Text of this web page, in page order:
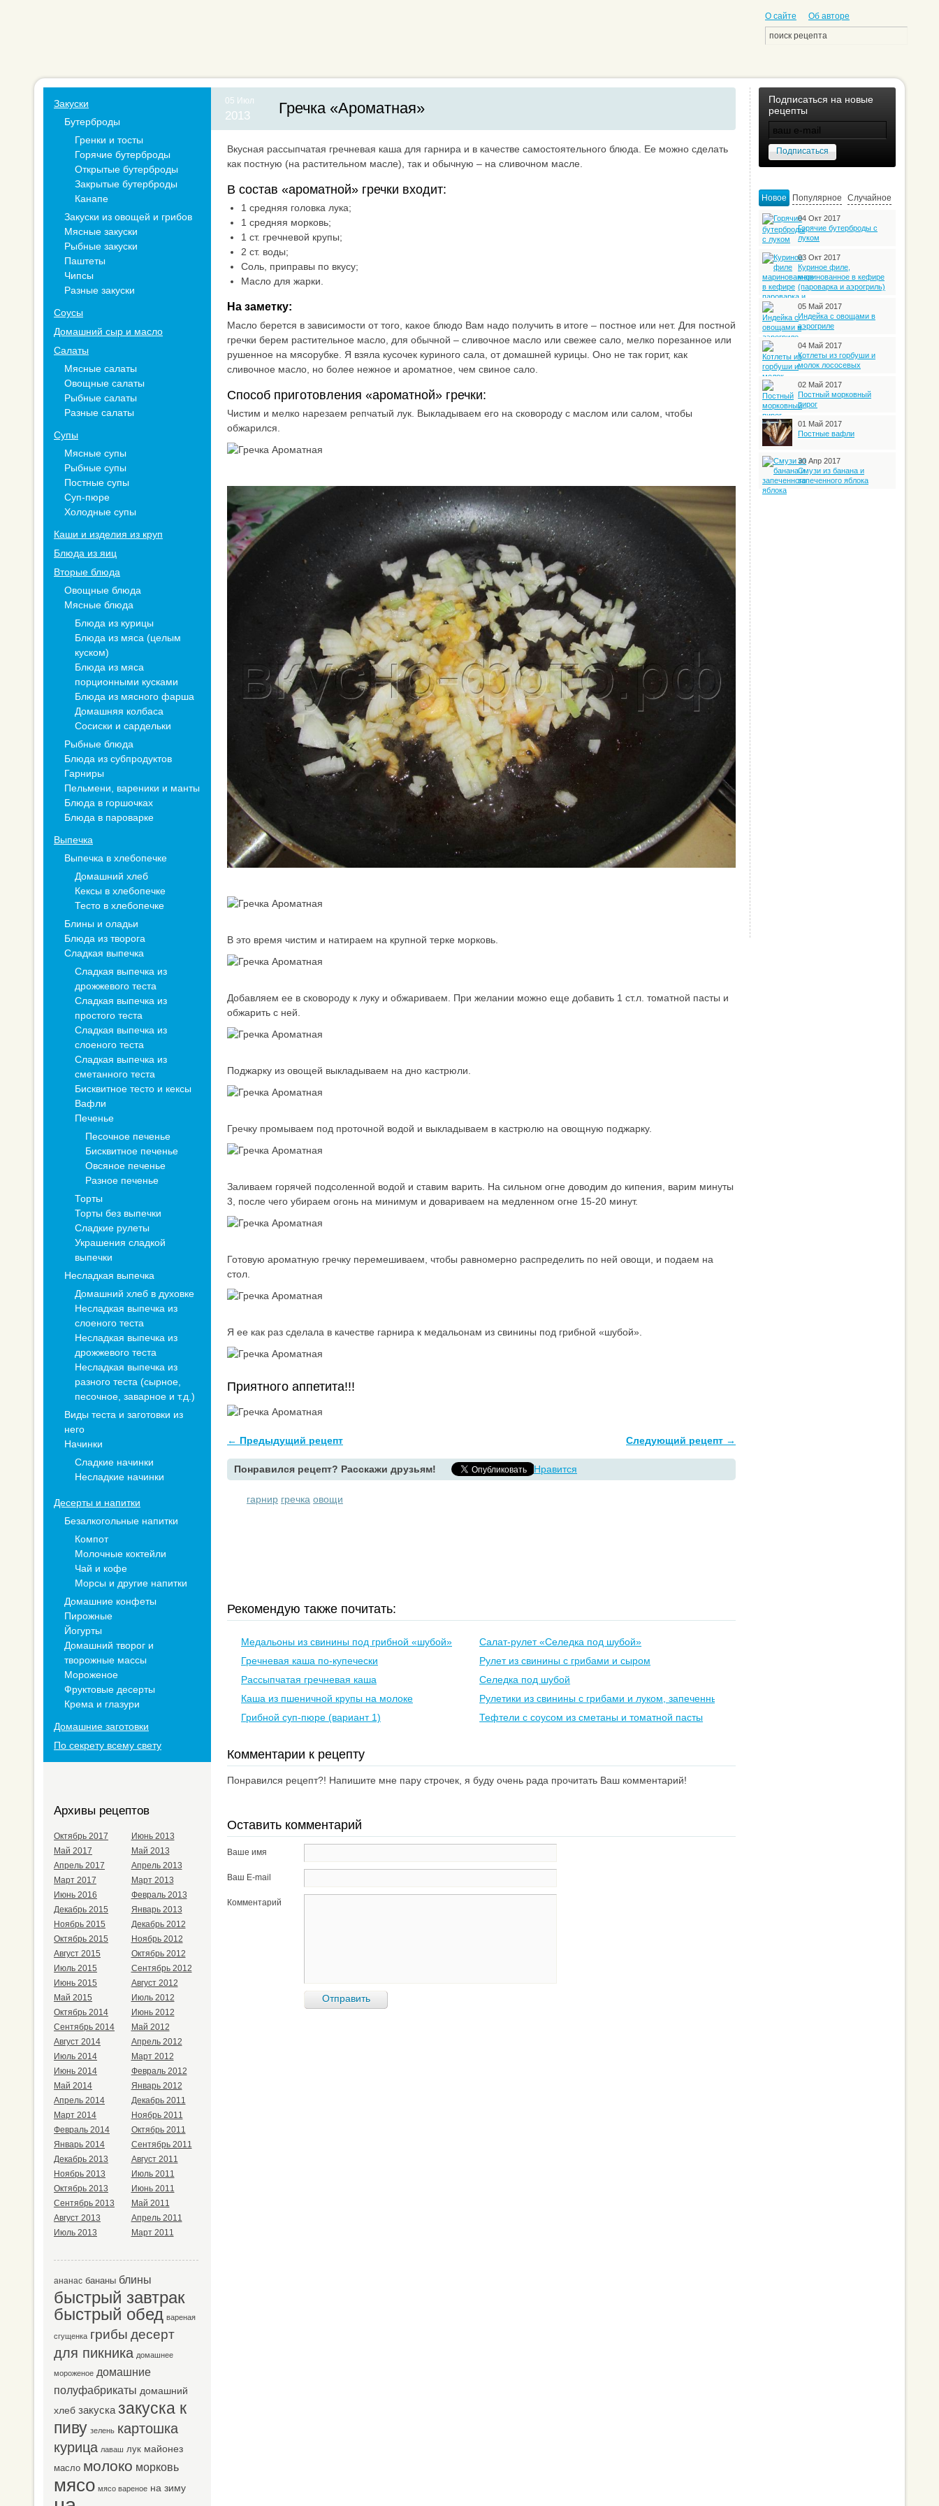
О сайте Об авторе
05 Июл
2013 Гречка «Ароматная»
Вкусная рассыпчатая гречневая каша для гарнира и в качестве самостоятельного блюда. Ее можно сделать
как постную (на растительном масле), так и обычную – на сливочном масле.
В состав «ароматной» гречки входит:
1 средняя головка лука;
1 средняя морковь;
1 ст. гречневой крупы;
2 ст. воды;
Соль, приправы по вкусу;
Масло для жарки.
На заметку:
Масло берется в зависимости от того, какое блюдо Вам надо получить в итоге – постное или нет. Для постной
гречки берем растительное масло, для обычной – сливочное масло или свежее сало, мелко порезанное или
рушенное на мясорубке. Я взяла кусочек куриного сала, от домашней курицы. Оно не так горит, как
сливочное масло, но более нежное и ароматное, чем свиное сало.
Способ приготовления «ароматной» гречки:
Чистим и мелко нарезаем репчатый лук. Выкладываем его на сковороду с маслом или салом, чтобы
обжарился.
В это время чистим и натираем на крупной терке морковь.
Добавляем ее в сковороду к луку и обжариваем. При желании можно еще добавить 1 ст.л. томатной пасты и
обжарить с ней.
Поджарку из овощей выкладываем на дно кастрюли.
Гречку промываем под проточной водой и выкладываем в кастрюлю на овощную поджарку.
Заливаем горячей подсоленной водой и ставим варить. На сильном огне доводим до кипения, варим минуты
3, после чего убираем огонь на минимум и довариваем на медленном огне 15-20 минут.
Готовую ароматную гречку перемешиваем, чтобы равномерно распределить по ней овощи, и подаем на
стол.
Я ее как раз сделала в качестве гарнира к медальонам из свинины под грибной «шубой».
Приятного аппетита!!!
← Предыдущий рецепт Следующий рецепт →
Понравился рецепт? Расскажи друзьям! Нравится
гарнир гречка овощи
Рекомендую также почитать:
Медальоны из свинины под грибной «шубой»
Салат-рулет «Селедка под шубой»
Гречневая каша по-купечески
Рулет из свинины с грибами и сыром
Рассыпчатая гречневая каша
Селедка под шубой
Каша из пшеничной крупы на молоке
Рулетики из свинины с грибами и луком, запеченные в сливках
Грибной суп-пюре (вариант 1)
Тефтели с соусом из сметаны и томатной пасты
Комментарии к рецепту
Понравился рецепт?! Напишите мне пару строчек, я буду очень рада прочитать Ваш комментарий!
Оставить комментарий
Ваше имя
Ваш E-mail
Комментарий
Подписаться на новые
рецепты
Новое Популярное Случайное
04 Окт 2017
Горячие бутерброды с
луком
03 Окт 2017
Куриное филе,
маринованное в кефире
(пароварка и аэрогриль)
05 Май 2017
Индейка с овощами в
аэрогриле
04 Май 2017
Котлеты из горбуши и
молок лососевых
02 Май 2017
Постный морковный
пирог
01 Май 2017
Постные вафли
30 Апр 2017
Смузи из банана и
запеченного яблока
Закуски
Бутерброды
Гренки и тосты
Горячие бутерброды
Открытые бутерброды
Закрытые бутерброды
Канапе
Закуски из овощей и грибов
Мясные закуски
Рыбные закуски
Паштеты
Чипсы
Разные закуски
Соусы
Домашний сыр и масло
Салаты
Мясные салаты
Овощные салаты
Рыбные салаты
Разные салаты
Супы
Мясные супы
Рыбные супы
Постные супы
Суп-пюре
Холодные супы
Каши и изделия из круп
Блюда из яиц
Вторые блюда
Овощные блюда
Мясные блюда
Блюда из курицы
Блюда из мяса (целым
куском)
Блюда из мяса
порционными кусками
Блюда из мясного фарша
Домашняя колбаса
Сосиски и сардельки
Рыбные блюда
Блюда из субпродуктов
Гарниры
Пельмени, вареники и манты
Блюда в горшочках
Блюда в пароварке
Выпечка
Выпечка в хлебопечке
Домашний хлеб
Кексы в хлебопечке
Тесто в хлебопечке
Блины и оладьи
Блюда из творога
Сладкая выпечка
Сладкая выпечка из
дрожжевого теста
Сладкая выпечка из
простого теста
Сладкая выпечка из
слоеного теста
Сладкая выпечка из
сметанного теста
Бисквитное тесто и кексы
Вафли
Печенье
Песочное печенье
Бисквитное печенье
Овсяное печенье
Разное печенье
Торты
Торты без выпечки
Сладкие рулеты
Украшения сладкой
выпечки
Несладкая выпечка
Домашний хлеб в духовке
Несладкая выпечка из
слоеного теста
Несладкая выпечка из
дрожжевого теста
Несладкая выпечка из
разного теста (сырное,
песочное, заварное и т.д.)
Виды теста и заготовки из
него
Начинки
Сладкие начинки
Несладкие начинки
Десерты и напитки
Безалкогольные напитки
Компот
Молочные коктейли
Чай и кофе
Морсы и другие напитки
Домашние конфеты
Пирожные
Йогурты
Домашний творог и
творожные массы
Мороженое
Фруктовые десерты
Крема и глазури
Домашние заготовки
По секрету всему свету
Архивы рецептов
Октябрь 2017
Май 2017
Апрель 2017
Март 2017
Июнь 2016
Декабрь 2015
Ноябрь 2015
Октябрь 2015
Август 2015
Июль 2015
Июнь 2015
Май 2015
Октябрь 2014
Сентябрь 2014
Август 2014
Июль 2014
Июнь 2014
Май 2014
Апрель 2014
Март 2014
Февраль 2014
Январь 2014
Декабрь 2013
Ноябрь 2013
Октябрь 2013
Сентябрь 2013
Август 2013
Июль 2013
Июнь 2013
Май 2013
Апрель 2013
Март 2013
Февраль 2013
Январь 2013
Декабрь 2012
Ноябрь 2012
Октябрь 2012
Сентябрь 2012
Август 2012
Июль 2012
Июнь 2012
Май 2012
Апрель 2012
Март 2012
Февраль 2012
Январь 2012
Декабрь 2011
Ноябрь 2011
Октябрь 2011
Сентябрь 2011
Август 2011
Июль 2011
Июнь 2011
Май 2011
Апрель 2011
Март 2011
ананас бананы блины
быстрый завтрак
быстрый обед вареная
сгущенка грибы десерт
для пикника домашнее
мороженое домашние
полуфабрикаты домашний
хлеб закуска закуска к
пиву зелень картошка
курица лаваш лук майонез
масло молоко морковь
мясо мясо вареное на зиму